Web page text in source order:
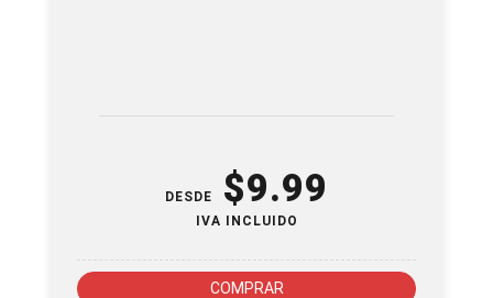
DESDE $9.99
IVA INCLUIDO
COMPRAR